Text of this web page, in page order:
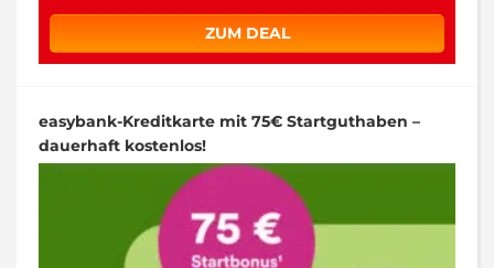
ZUM DEAL
easybank-Kreditkarte mit 75€ Startguthaben –
dauerhaft kostenlos!